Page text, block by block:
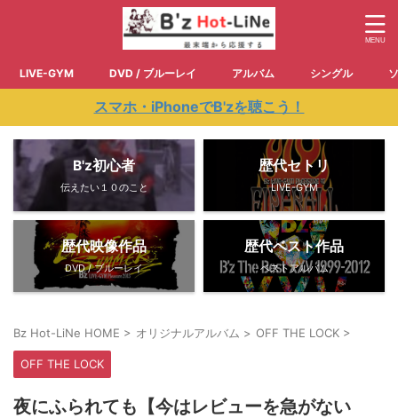
LIVE-GYM DVD / ブルーレイ アルバム シングル
スマホ・iPhoneでB'zを聴こう！
B'z初心者
伝えたい１０のこと
歴代セトリ
LIVE-GYM
歴代映像作品
DVD / ブルーレイ
歴代ベスト作品
ベストアルバム
Bz Hot-LiNe HOME > オリジナルアルバム > OFF THE LOCK >
OFF THE LOCK
夜にふられても【今はレビューを急がない